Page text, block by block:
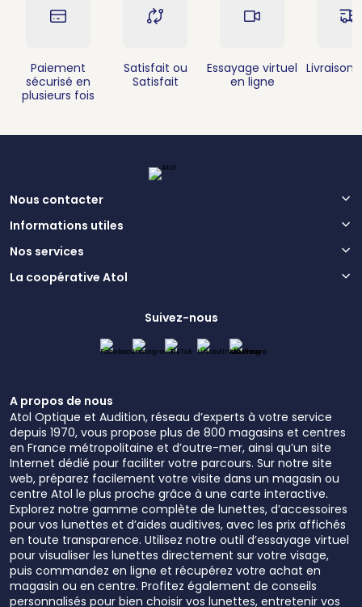
Paiement
sécurisé en
plusieurs fois
Satisfait ou
Satisfait
Essayage virtuel
en ligne
Livraison
Nous contacter
Informations utiles
Nos services
La coopérative Atol
Suivez-nous
A propos de nous
Atol Optique et Audition, réseau d’experts à votre service
depuis 1970, vous propose plus de 800 magasins et centres
en France métropolitaine et d’outre-mer, ainsi qu’un site
Internet dédié pour faciliter votre parcours. Sur notre site
web, préparez facilement votre visite dans un magasin ou
centre Atol le plus proche grâce à une carte interactive.
Explorez notre gamme complète de lunettes, d’accessoires
pour vos lunettes et d’aides auditives, avec les prix affichés
en toute transparence. Utilisez notre outil d’essayage virtuel
pour visualiser les lunettes directement sur votre visage,
puis commandez en ligne et récupérez votre achat en
magasin ou en centre. Profitez également de conseils
personnalisés pour bien choisir vos lunettes, entretenir vos